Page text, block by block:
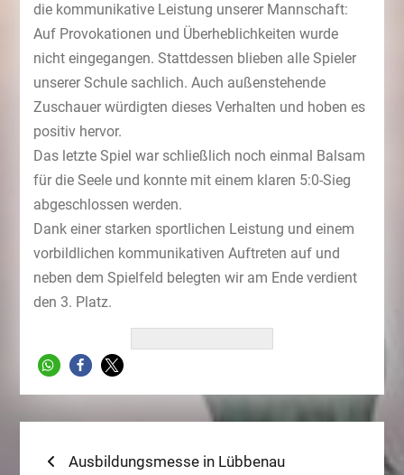
die kommunikative Leistung unserer Mannschaft:
Auf Provokationen und Überheblichkeiten wurde
nicht eingegangen. Stattdessen blieben alle Spieler
unserer Schule sachlich. Auch außenstehende
Zuschauer würdigten dieses Verhalten und hoben es
positiv hervor.
Das letzte Spiel war schließlich noch einmal Balsam
für die Seele und konnte mit einem klaren 5:0-Sieg
abgeschlossen werden.
Dank einer starken sportlichen Leistung und einem
vorbildlichen kommunikativen Auftreten auf und
neben dem Spielfeld belegten wir am Ende verdient
den 3. Platz.
Beitragsnavigation
Previous
Ausbildungsmesse in Lübbenau